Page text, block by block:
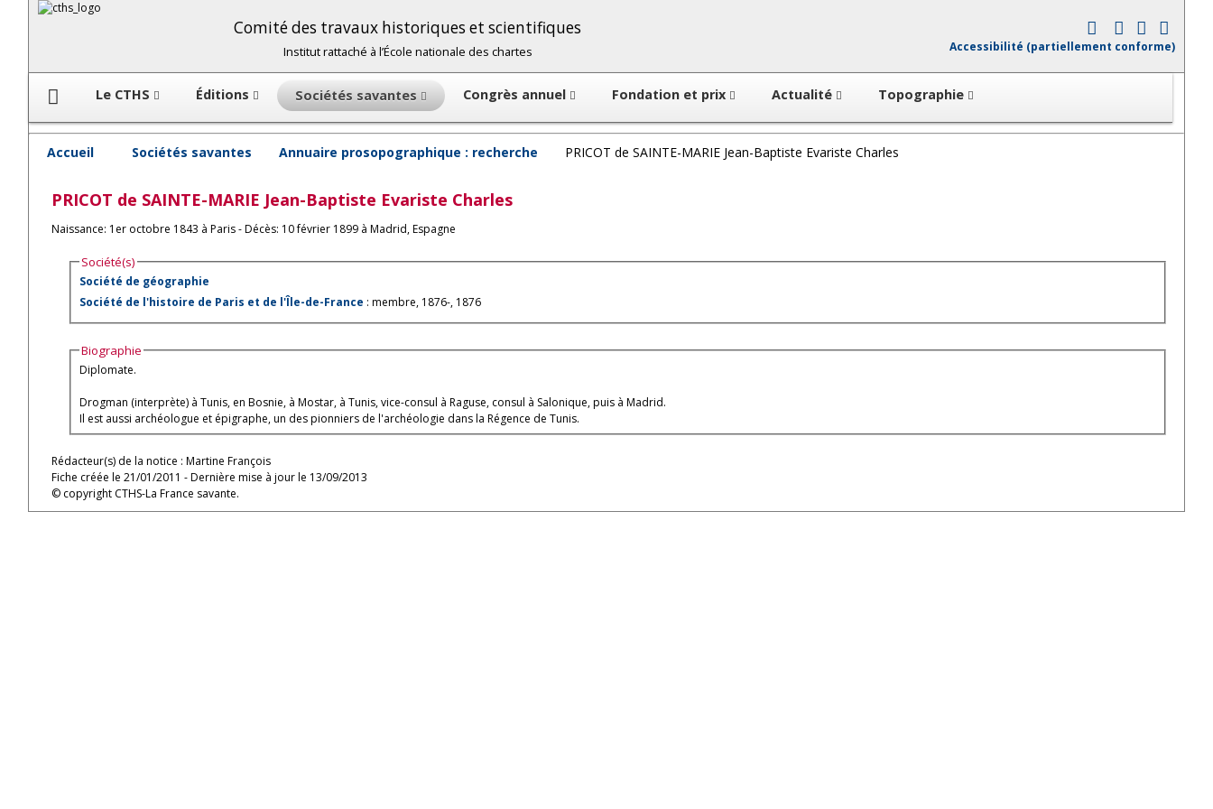
Comité des travaux historiques et scientifiques
Institut rattaché à l’École nationale des chartes Accessibilité (partiellement conforme)
Le CTHS Éditions Sociétés savantes Congrès annuel Fondation et prix Actualité Topographie
Accueil Sociétés savantes Annuaire prosopographique : recherche PRICOT de SAINTE-MARIE Jean-Baptiste Evariste Charles
PRICOT de SAINTE-MARIE Jean-Baptiste Evariste Charles
Naissance: 1er octobre 1843 à Paris - Décès: 10 février 1899 à Madrid, Espagne
Société(s)
Société de géographie
Société de l'histoire de Paris et de l'Île-de-France : membre, 1876-, 1876
Biographie
Diplomate.
Drogman (interprète) à Tunis, en Bosnie, à Mostar, à Tunis, vice-consul à Raguse, consul à Salonique, puis à Madrid.
Il est aussi archéologue et épigraphe, un des pionniers de l'archéologie dans la Régence de Tunis.
Rédacteur(s) de la notice : Martine François
Fiche créée le 21/01/2011 - Dernière mise à jour le 13/09/2013
© copyright CTHS-La France savante.